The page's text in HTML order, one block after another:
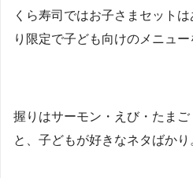
くら寿司ではお子さまセット
り限定で子ども向けのメニュー
握りはサーモン・えび・たま
と、子どもが好きなネタばかり